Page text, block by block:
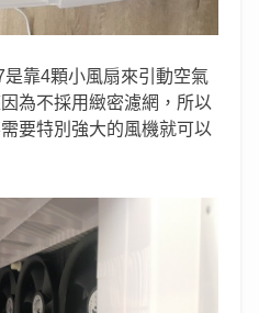
靠4顆小風扇來引動空氣
為不採用緻密濾網，所以
要特別強大的風機就可以